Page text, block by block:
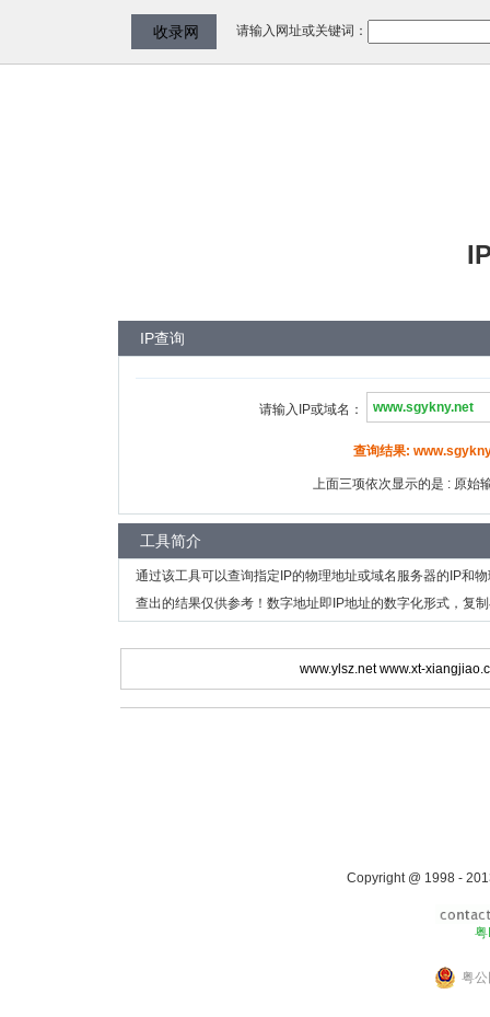
收录网 请输入网址或关键词：
IP查询
请输入IP或域名：
查询结果:
上面三项依次显示的是 : 原始
工具简介
通过该工具可以查询指定IP的物理地址或域名服务器的IP和
查出的结果仅供参考！数字地址即IP地址的数字化形式，复
www.ylsz.net www.xt-
Copyright @ 1998 -
粤